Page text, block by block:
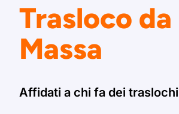
Trasloco
Massa
Affidati a chi fa dei